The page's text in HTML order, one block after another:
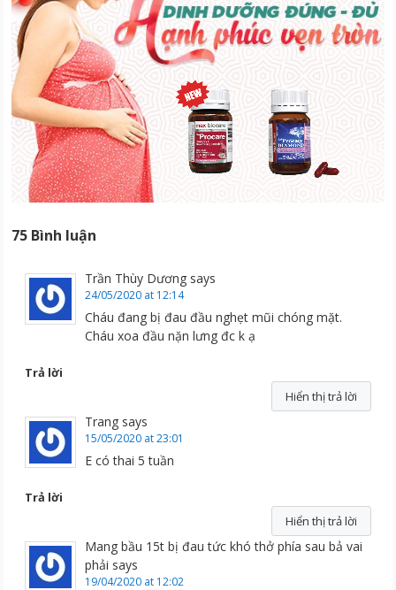
75 Bình luận
Trần Thùy Dương says
24/05/2020 at 12:14
Cháu đang bị đau đầu nghẹt mũi chóng mặt.
Cháu xoa đầu nặn lưng đc k ạ
Trả lời
Hiển thị trả lời
Trang says
15/05/2020 at 23:01
E có thai 5 tuần
Trả lời
Hiển thị trả lời
Mang bầu 15t bị đau tức khó thở phía sau bả vai
phải says
19/04/2020 at 12:02